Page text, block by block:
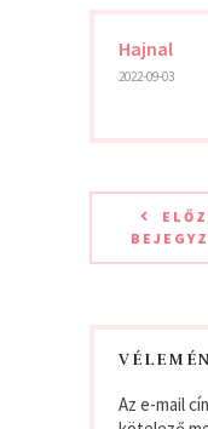
Hajnal
2022-09-03
Az e-mail